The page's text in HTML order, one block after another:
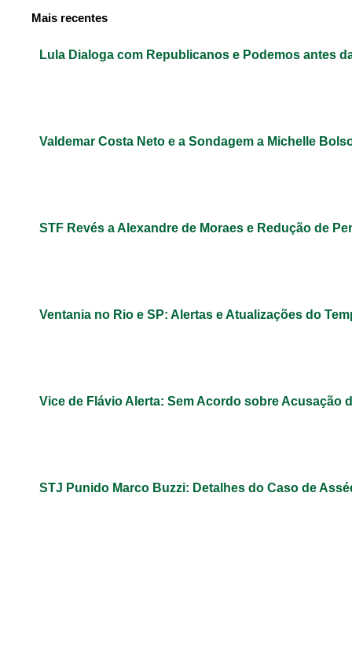
Mais recentes
Lula Dialoga com Republicanos e Podemos antes
Valdemar Costa Neto e a Sondagem a Michelle
STF Revés a Alexandre de Moraes e Redução de
Ventania no Rio e SP: Alertas e Atualizações do
Vice de Flávio Alerta: Sem Acordo sobre Acusação
STJ Punido Marco Buzzi: Detalhes do Caso de